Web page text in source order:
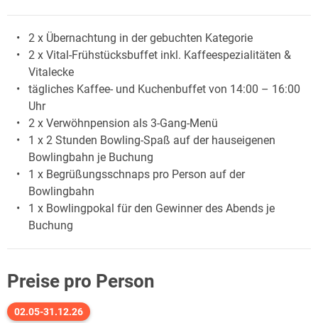
2 x Übernachtung in der gebuchten Kategorie
2 x Vital-Frühstücksbuffet inkl. Kaffeespezialitäten &
Vitalecke
tägliches Kaffee- und Kuchenbuffet von 14:00 – 16:00
Uhr
2 x Verwöhnpension als 3-Gang-Menü
1 x 2 Stunden Bowling-Spaß auf der hauseigenen
Bowlingbahn je Buchung
1 x Begrüßungsschnaps pro Person auf der
Bowlingbahn
1 x Bowlingpokal für den Gewinner des Abends je
Buchung
Preise pro Person
02.05-31.12.26